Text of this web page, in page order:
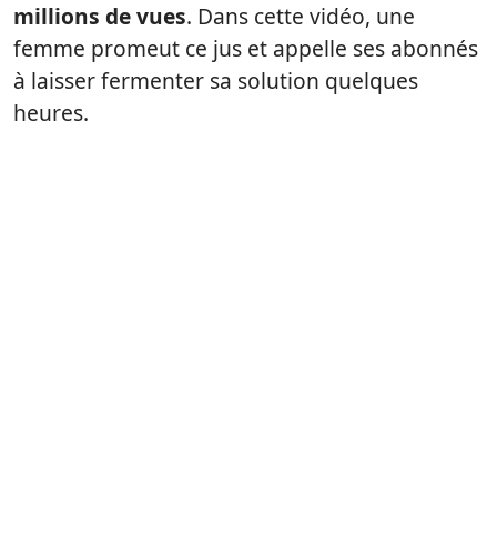
millions de vues. Dans cette vidéo, une
femme promeut ce jus et appelle ses abonnés
à laisser fermenter sa solution quelques
heures.